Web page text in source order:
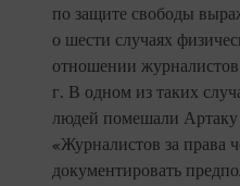
по защите свободы
о шести случаях
отношении
г. В одном из таких
людей помешали
«Журналистов за права
документировать